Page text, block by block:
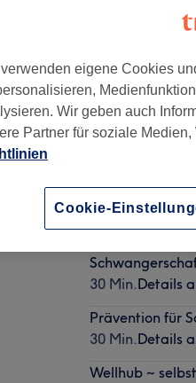
, 10243
USC ~
30 Min.Details
30 Min.Details
Prävention für
30 Min.Details
Wellhub ~
eigene Cookies
Wir geben auch
Partner für soziale
Cookie-